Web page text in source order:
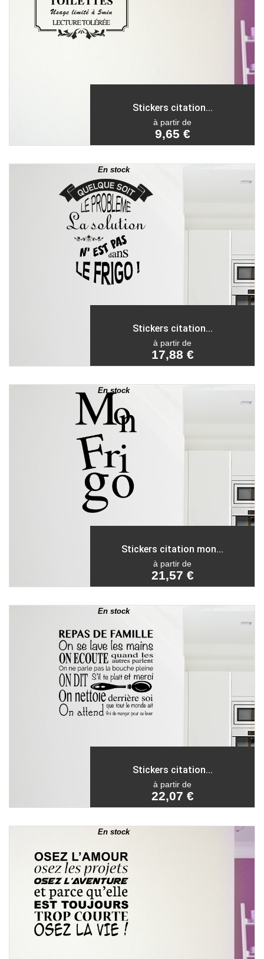
Stickers citation...
à partir de
9,65 €
En stock
Stickers citation...
à partir de
17,88 €
En stock
Stickers citation mon...
à partir de
21,57 €
En stock
Stickers citation...
à partir de
22,07 €
En stock